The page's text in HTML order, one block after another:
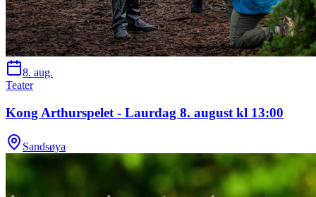
8. aug.
Teater
Kong Arthurspelet - Laurdag 8. august kl 13:00
Sandsøya